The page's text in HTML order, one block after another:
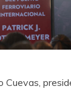
Cuevas,